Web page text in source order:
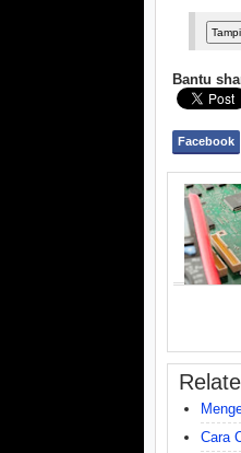
Bantu
Facebook
Cara